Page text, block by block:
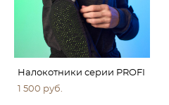
Налокотники серии PROFI
1 500 pуб.